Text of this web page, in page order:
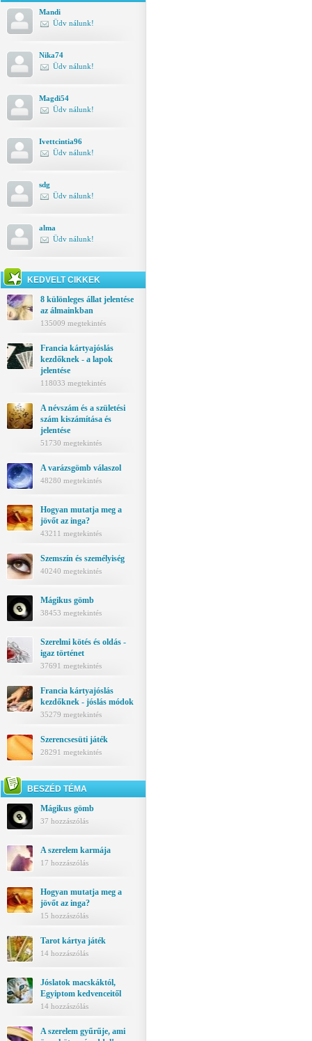
Mandi
Üdv nálunk!
Nika74
Üdv nálunk!
Magdi54
Üdv nálunk!
Ivettcintia96
Üdv nálunk!
sdg
Üdv nálunk!
alma
Üdv nálunk!
KEDVELT CIKKEK
8 különleges állat jelentése
az álmainkban
135009 megtekintés
Francia kártyajóslás
kezdőknek - a lapok
jelentése
118033 megtekintés
A névszám és a születési
szám kiszámítása és
jelentése
51730 megtekintés
A varázsgömb válaszol
48280 megtekintés
Hogyan mutatja meg a
jövőt az inga?
43211 megtekintés
Szemszín és személyiség
40240 megtekintés
Mágikus gömb
38453 megtekintés
Szerelmi kötés és oldás -
igaz történet
37691 megtekintés
Francia kártyajóslás
kezdőknek - jóslás módok
35279 megtekintés
Szerencsesüti játék
28291 megtekintés
BESZÉD TÉMA
Mágikus gömb
37 hozzászólás
A szerelem karmája
17 hozzászólás
Hogyan mutatja meg a
jövőt az inga?
15 hozzászólás
Tarot kártya játék
14 hozzászólás
Jóslatok macskáktól,
Egyiptom kedvenceitől
14 hozzászólás
A szerelem gyűrűje, ami